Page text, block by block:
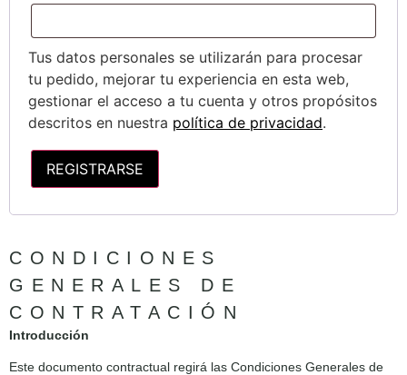
Tus datos personales se utilizarán para procesar
tu pedido, mejorar tu experiencia en esta web,
gestionar el acceso a tu cuenta y otros propósitos
descritos en nuestra política de privacidad.
REGISTRARSE
CONDICIONES
GENERALES DE
CONTRATACIÓN
Introducción
Este documento contractual regirá las Condiciones Generales de